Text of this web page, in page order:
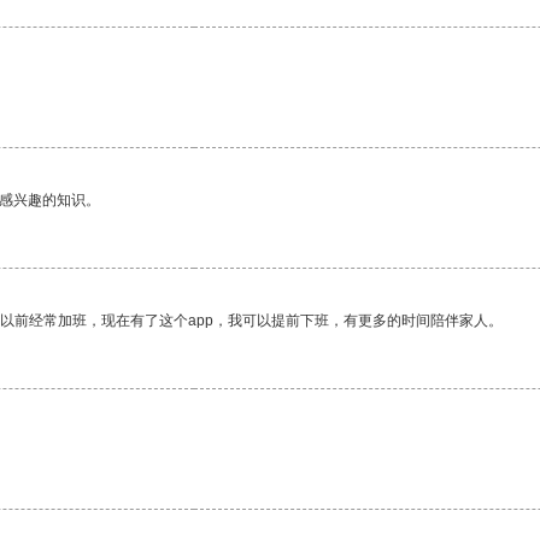
兴趣的知识。
经常加班，现在有了这个app，我可以提前下班，有更多的时间陪伴家人。